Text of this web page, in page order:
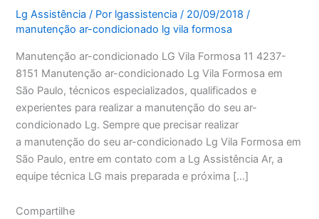
Lg Assistência / Por lgassistencia/ 20/09/2018 /
manutenção ar-condicionado lg vila formosa
Manutenção ar-condicionado LG Vila Formosa 11 4237-
8151 Manutenção ar-condicionado Lg Vila Formosa em
São Paulo, técnicos especializados, qualificados e
experientes para realizar a manutenção do seu ar-
condicionado Lg. Sempre que precisar realizar
a manutenção do seu ar-condicionado Lg Vila Formosa em
São Paulo, entre em contato com a Lg Assistência Ar, a
equipe técnica LG mais preparada e próxima […]
Compartilhe